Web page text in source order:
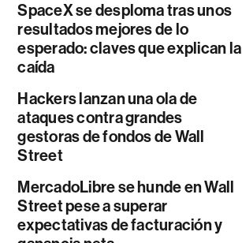
SpaceX se desploma tras unos
resultados mejores de lo
esperado: claves que explican la
caída
Hackers lanzan una ola de
ataques contra grandes
gestoras de fondos de Wall
Street
MercadoLibre se hunde en Wall
Street pese a superar
expectativas de facturación y